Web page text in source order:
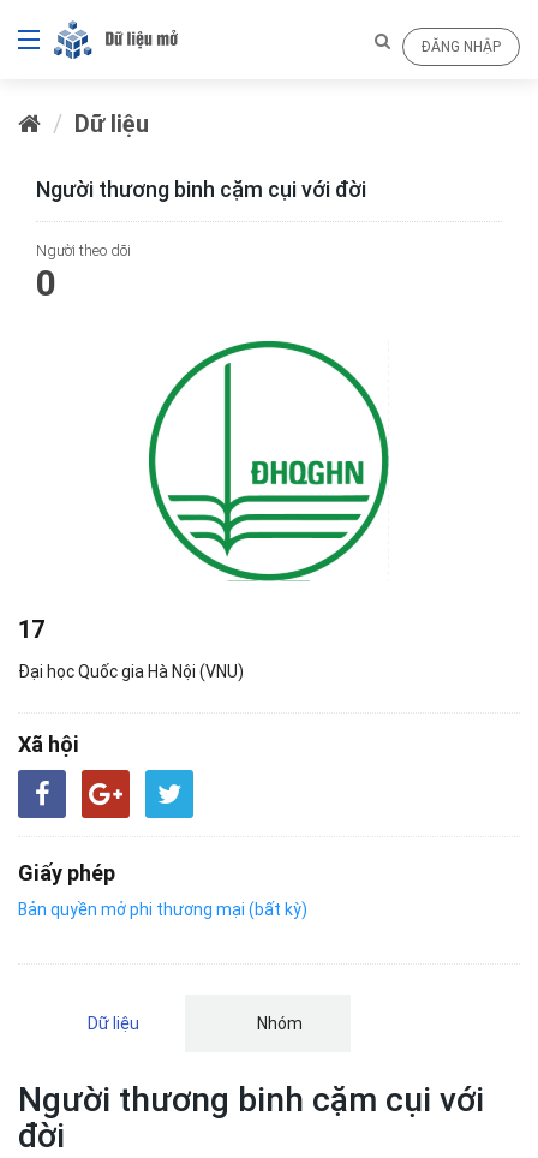
ĐĂNG NHẬP
Dữ liệu
Người thương binh cặm cụi với đời
Người theo dõi
0
17
Đại học Quốc gia Hà Nội (VNU)
Xã hội
Giấy phép
Bản quyền mở phi thương mại (bất kỳ)
Dữ liệu Nhóm
Người thương binh cặm cụi với
đời